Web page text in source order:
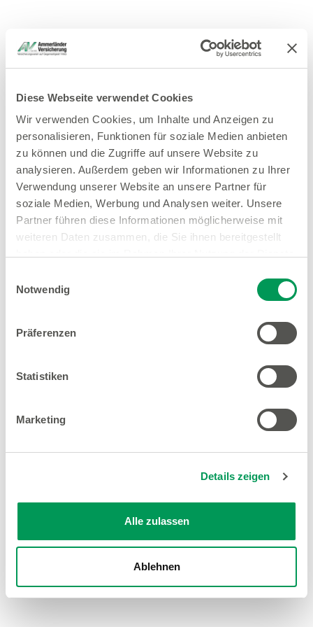
Diese Webseite verwendet Cookies
Wir verwenden Cookies, um Inhalte und Anzeigen zu
personalisieren, Funktionen für soziale Medien anbieten
zu können und die Zugriffe auf unsere Website zu
analysieren. Außerdem geben wir Informationen zu Ihrer
Verwendung unserer Website an unsere Partner für
soziale Medien, Werbung und Analysen weiter. Unsere
Partner führen diese Informationen möglicherweise mit
weiteren Daten zusammen, die Sie ihnen bereitgestellt
Notwendig
Präferenzen
Statistiken
Marketing
Details zeigen
Alle zulassen
Ablehnen